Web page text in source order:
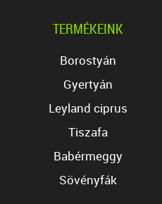
TERMÉKEINK
Borostyán
Gyertyán
Leyland ciprus
Tiszafa
Babérmeggy
Sövényfák